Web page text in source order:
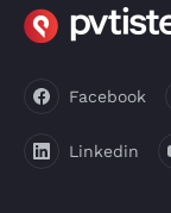
Facebook
Linkedin